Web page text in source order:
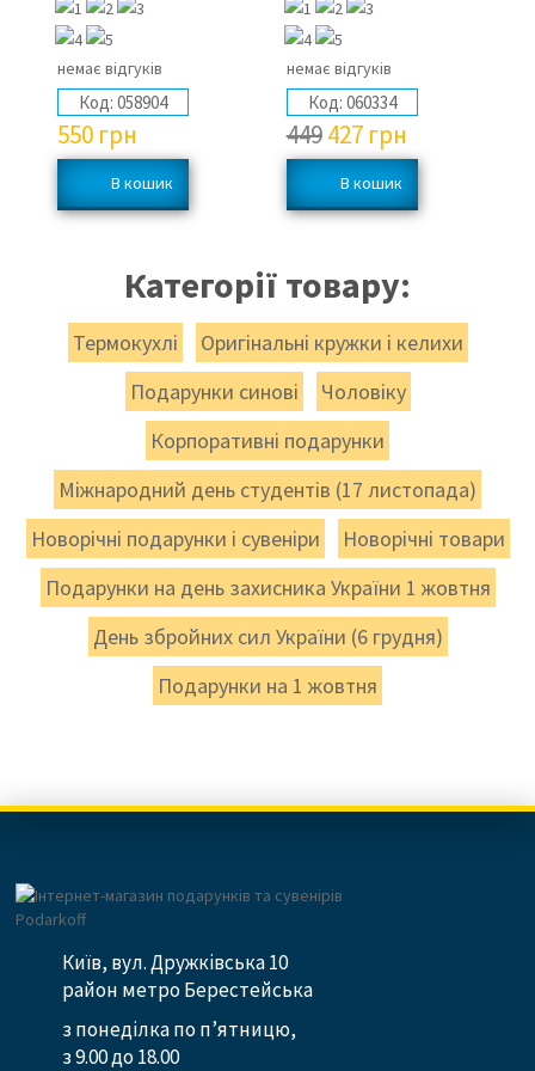
немає відгуків
Код: 058904
550 грн
немає відгуків
Код: 060334
449427 грн
Категорії товару:
Термокухлі
Оригінальні кружки і келихи
Подарунки синові
Чоловіку
Корпоративні подарунки
Міжнародний день студентів (17 листопада)
Новорічні подарунки і сувеніри
Новорічні товари
Подарунки на день захисника України 1 жовтня
День збройних сил України (6 грудня)
Подарунки на 1 жовтня
Київ, вул. Дружківська 10
район метро Берестейська
з понеділка по п’ятницю,
з 9.00 до 18.00